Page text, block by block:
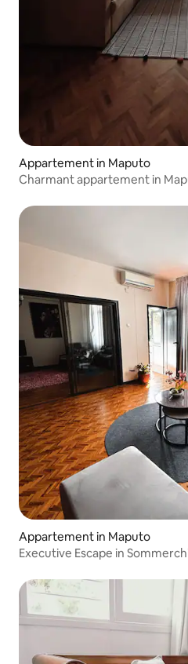
Appartement in Maputo
Charmant appartement in
Appartement in Maputo
Executive Escape in